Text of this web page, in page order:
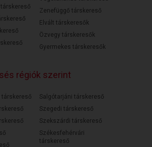
Zenefüggő társkereső
Elvált társkeresők
Özvegy társkeresők
Gyermekes társkeresők
régiók szerint
társkereső
Salgótarjáni társkereső
Szegedi társkereső
Szekszárdi társkereső
Székesfehérvári
társkereső